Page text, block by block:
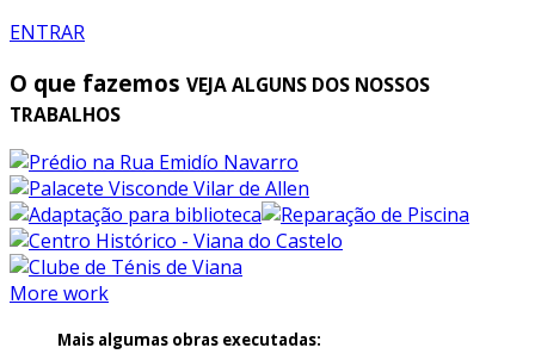
ENTRAR
O que fazemos VEJA ALGUNS DOS NOSSOS
TRABALHOS
More work
Mais algumas obras executadas: